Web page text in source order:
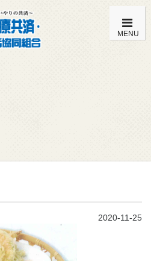
MENU
2020-11-25